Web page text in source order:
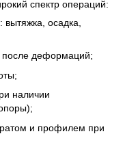
спектр операций:
осадка,
после деформаций;
наличии
и профилем при